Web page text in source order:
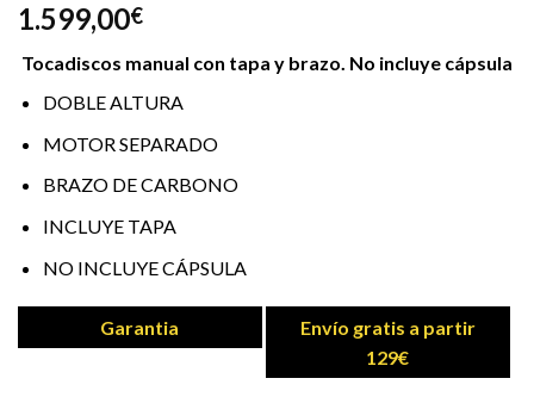
1.599,00€
Tocadiscos manual con tapa y brazo. No incluye cápsula
DOBLE ALTURA
MOTOR SEPARADO
BRAZO DE CARBONO
INCLUYE TAPA
NO INCLUYE CÁPSULA
Garantia
Envío gratis a partir
129€